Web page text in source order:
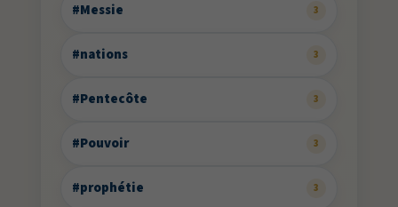
#Messie 3
#nations 3
#Pentecôte 3
#Pouvoir 3
#prophétie 3